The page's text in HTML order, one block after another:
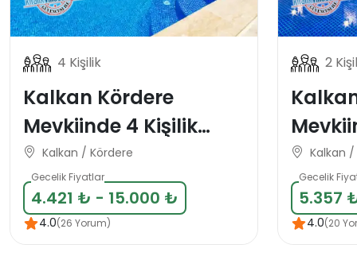
4 Kişilik
Kalkan Kördere
Mevkiinde 4 Kişilik
Muhafazakar Deniz
Manzaralı Tatil Villası
Kalkan / Kördere
Gecelik Fiyatlar
4.421 ₺ - 15.000 ₺
4.0(26 Yorum)
2
Kalkan
Gecelik
5.357
4.0(20